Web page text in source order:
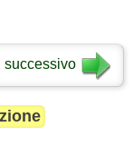
successivo